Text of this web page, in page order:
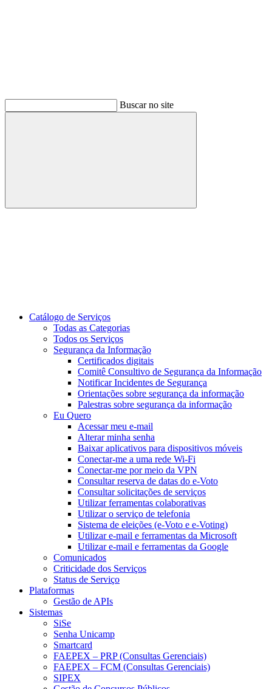
Buscar no site
Buscar
Catálogo de Serviços
Todas as Categorias
Todos os Serviços
Segurança da Informação
Certificados digitais
Comitê Consultivo de Segurança da Informação
Notificar Incidentes de Segurança
Orientações sobre segurança da informação
Palestras sobre segurança da informação
Eu Quero
Acessar meu e-mail
Alterar minha senha
Baixar aplicativos para dispositivos móveis
Conectar-me a uma rede Wi-Fi
Conectar-me por meio da VPN
Consultar reserva de datas do e-Voto
Consultar solicitações de serviços
Utilizar ferramentas colaborativas
Utilizar o serviço de telefonia
Sistema de eleições (e-Voto e e-Voting)
Utilizar e-mail e ferramentas da Microsoft
Utilizar e-mail e ferramentas da Google
Comunicados
Criticidade dos Serviços
Status de Serviço
Plataformas
Gestão de APIs
Sistemas
SiSe
Senha Unicamp
Smartcard
FAEPEX – PRP (Consultas Gerenciais)
FAEPEX – FCM (Consultas Gerenciais)
SIPEX